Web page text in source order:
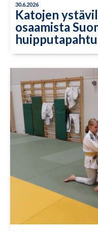
30.6.2026
Katojen
osaamista